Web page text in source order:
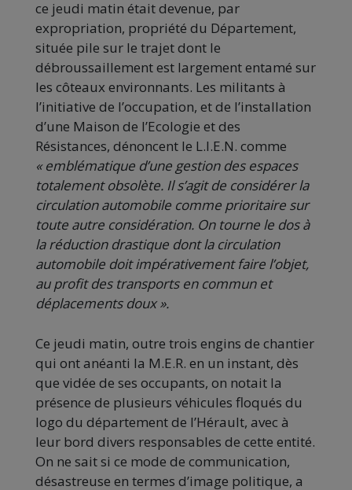
ce jeudi matin était devenue, par
expropriation, propriété du Département,
située pile sur le trajet dont le
débroussaillement est largement entamé sur
les côteaux environnants. Les militants à
l’initiative de l’occupation, et de l’installation
d’une Maison de l’Ecologie et des
Résistances, dénoncent le L.I.E.N. comme
« emblématique d’une gestion des espaces
totalement obsolète. Il s’agit de considérer la
circulation automobile comme prioritaire sur
toute autre considération. On tourne le dos à
la réduction drastique dont la circulation
automobile doit impérativement faire l’objet,
au profit des transports en commun et
déplacements doux ».
Ce jeudi matin, outre trois engins de chantier
qui ont anéanti la M.E.R. en un instant, dès
que vidée de ses occupants, on notait la
présence de plusieurs véhicules floqués du
logo du département de l’Hérault, avec à
leur bord divers responsables de cette entité.
On ne sait si ce mode de communication,
désastreuse en termes d’image politique, a